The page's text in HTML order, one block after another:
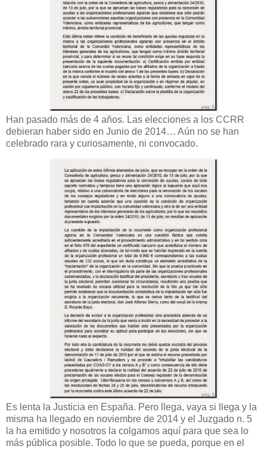
Han pasado más de 4 años. Las elecciones a los CCRR
debieran haber sido en Junio de 2014… Aún no se han
celebrado rara y curiosamente, ni convocado.
Es lenta la Justicia en España. Pero llega, vaya si llega y la
misma ha llegado en noviembre de 2014 y el Juzgado n. 5
la ha emitido y nosotros la colgamos aquí para que sea lo
más pública posible. Todo lo que se pueda, porque en el